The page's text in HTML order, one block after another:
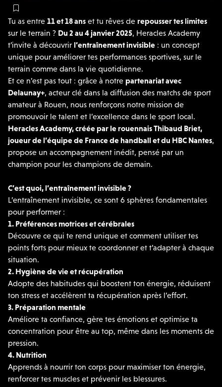
Tu as entre 11 et 18 ans et tu rêves de repousser tes limites
sur le terrain ? Du 2 au 4 janvier 2025, Heracles Academy
t’invite à découvrir l’entraînement invisible : un concept
unique pour améliorer tes performances sportives, sur le
terrain comme dans la vie quotidienne.
Et ce n’est pas tout : grâce à notre partenariat avec
Delaunay+, acteur clé dans la diffusion des matchs de sport
amateur à Rouen, nous renforçons notre mission de
promouvoir le talent et l’excellence dans le sport local.
HeraclesAcademy, créée par le rouennaisThibaud Briet,
joueur de l’équipe de France de handball et du HBC Nantes,
propose un accompagnement inédit, pensé par un
champion pour les champions de demain.
C’est quoi, l’entraînement invisible ?
L’entraînement invisible, ce sont 6 sphères fondamentales
pour performer :
1. Préférences motrices et cérébrales
Découvre ce qui te rend unique et comment utiliser tes
points forts pour mieux te coordonner et t’adapter à chaque
situation.
2. Hygiènede vie et récupération
Adopte des habitudes qui boostent ton énergie, réduisent
ton stress et accélèrent ta récupération après l’effort.
3. Préparation mentale
Améliore ta confiance, gère tes émotions et optimise ta
concentration pour être au top, même dans les moments de
pression.
4.Nutrition
Apprends à nourrir ton corps pour maximiser ton énergie,
renforcer tes muscles et prévenir les blessures.